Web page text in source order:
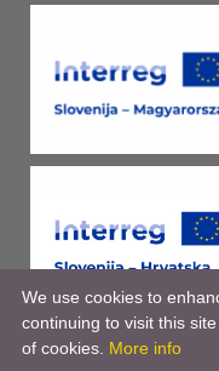
We use cookies to
continuing to visit this
of cookies. More info